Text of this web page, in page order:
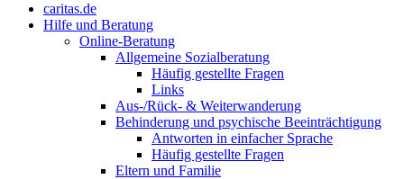
caritas.de
Hilfe und Beratung
Online-Beratung
Allgemeine Sozialberatung
Häufig gestellte Fragen
Links
Aus-/Rück- & Weiterwanderung
Behinderung und psychische Beeinträchtigung
Antworten in einfacher Sprache
Häufig gestellte Fragen
Eltern und Familie